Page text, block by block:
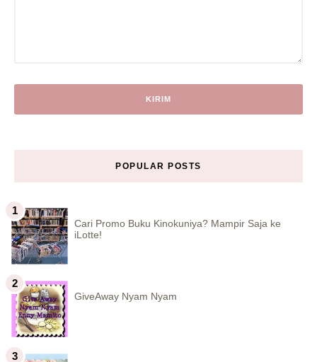
POPULAR POSTS
Cari Promo Buku Kinokuniya? Mampir Saja ke
iLotte!
GiveAway Nyam Nyam